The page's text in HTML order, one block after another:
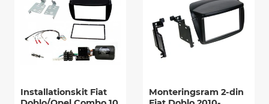
Installationskit Fiat
Monteringsram 2-din